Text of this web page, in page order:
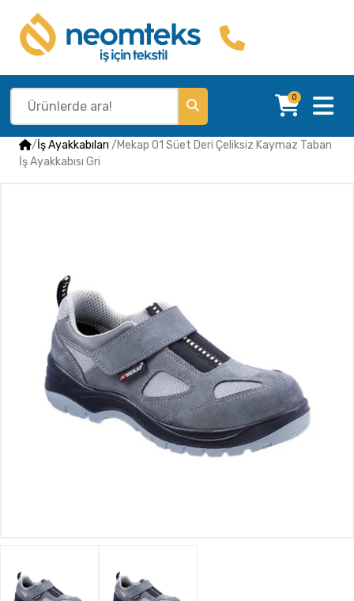
0
/İş Ayakkabıları /Mekap O1 Süet Deri Çeliksiz Kaymaz Taban
İş Ayakkabısı Gri